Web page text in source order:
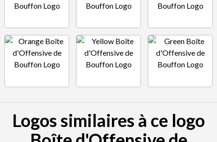
Logos similaires à ce logo